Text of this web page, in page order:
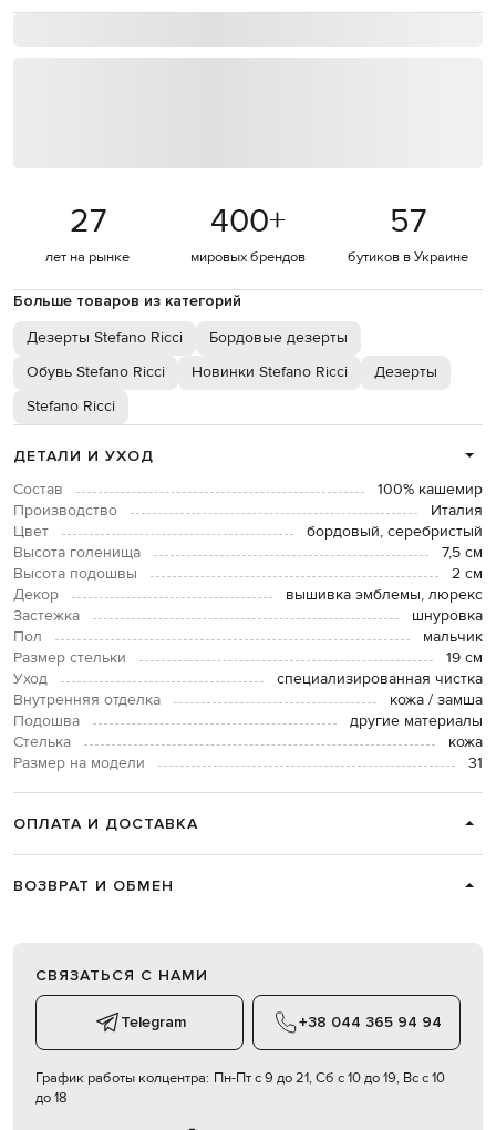
27
лет на рынке
400+
мировых брендов
57
бутиков в Украине
Больше товаров из категорий
Дезерты Stefano Ricci
Бордовые дезерты
Обувь Stefano Ricci
Новинки Stefano Ricci
Дезерты
Stefano Ricci
ДЕТАЛИ И УХОД
Состав
100% кашемир
Производство
Италия
Цвет
бордовый, серебристый
Высота голенища
7,5 см
Высота подошвы
2 см
Декор
вышивка эмблемы, люрекс
Застежка
шнуровка
Пол
мальчик
Размер стельки
19 см
Уход
специализированная чистка
Внутренняя отделка
кожа / замша
Подошва
другие материалы
Стелька
кожа
Размер на модели
31
ОПЛАТА И ДОСТАВКА
ВОЗВРАТ И ОБМЕН
СВЯЗАТЬСЯ С НАМИ
Telegram +38 044 365 94 94
График работы колцентра: Пн-Пт с 9 до 21, Сб с 10 до 19, Вс с 10
до 18